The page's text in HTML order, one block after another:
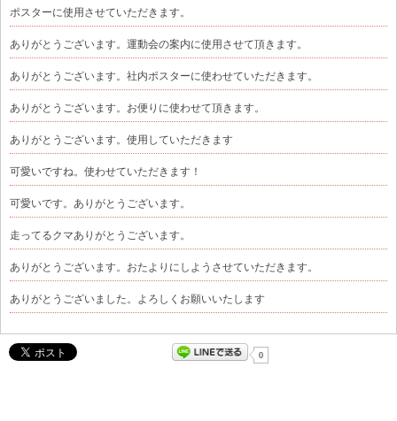
ポスターに使用させていただきます。
ありがとうございます。運動会の案内に使用させて頂きます。
ありがとうございます。社内ポスターに使わせていただきます。
ありがとうございます。お便りに使わせて頂きます。
ありがとうございます。使用していただきます
可愛いですね。使わせていただきます！
可愛いです。ありがとうございます。
走ってるクマありがとうございます。
ありがとうございます。おたよりにしようさせていただきます。
ありがとうございました。よろしくお願いいたします
0